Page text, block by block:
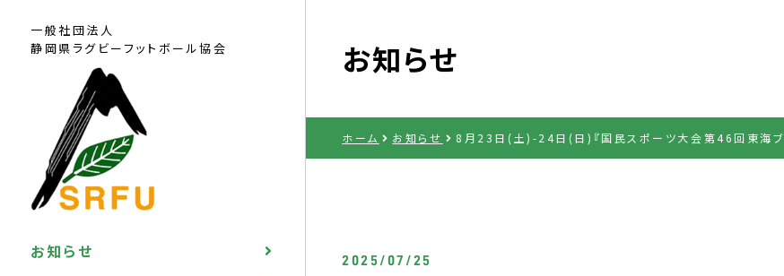
一般社団法人
静岡県ラグビーフットボール協会
お知らせ
お知らせ
ホーム お知らせ 8月23日(土)-24日(日)『国民スポーツ大会第46回東海ブ
2025/07/25